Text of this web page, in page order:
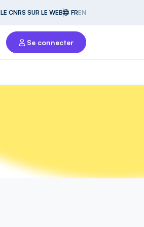
LE CNRS SUR LE WEB FREN
Se connecter